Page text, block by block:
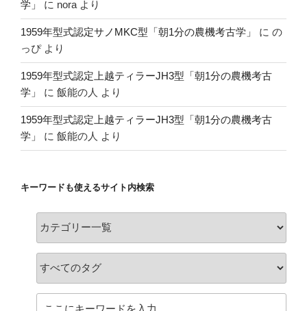
学」 に nora より
1959年型式認定サノMKC型「朝1分の農機考古学」 に の
っぴより
1959年型式認定上越ティラーJH3型「朝1分の農機考古
学」
に 飯能の人 より
1959年型式認定上越ティラーJH3型「朝1分の農機考古
学」
に 飯能の人 より
キーワードも使えるサイト内検索